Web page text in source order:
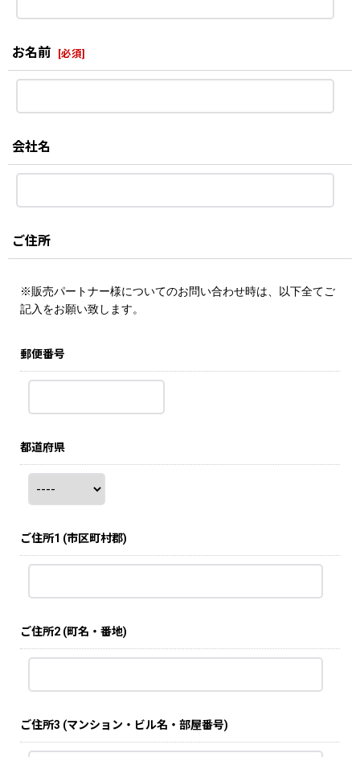
お名前 [必須]
会社名
ご住所
※販売パートナー様についてのお問い合わせ時は、以下全てご
記入をお願い致します。
郵便番号
都道府県
ご住所1 (市区町村郡)
ご住所2 (町名・番地)
ご住所3 (マンション・ビル名・部屋番号)